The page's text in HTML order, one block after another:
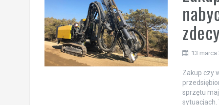
13 marca
Zakup czy
sprzętu
sytuacjach.